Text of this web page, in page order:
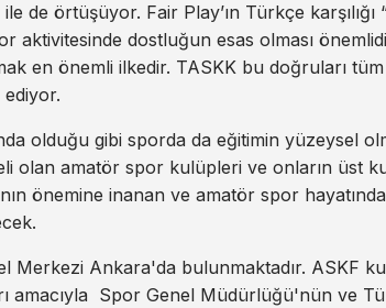
ile de örtüşüyor. Fair Play’ın Türkçe
aktivitesinde dostluğun esas olması
en önemli ilkedir. TASKK bu doğruları
ediyor.
olduğu gibi sporda da eğitimin yüzeysel
olan amatör spor kulüpleri ve onların üst
önemine inanan ve amatör spor
Merkezi Ankara'da bulunmaktadır. ASKF
amacıyla Spor Genel Müdürlüğü'nün ve